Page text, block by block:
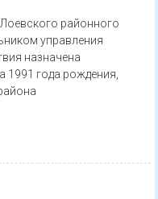
районного
управления
назначена
года рождения,